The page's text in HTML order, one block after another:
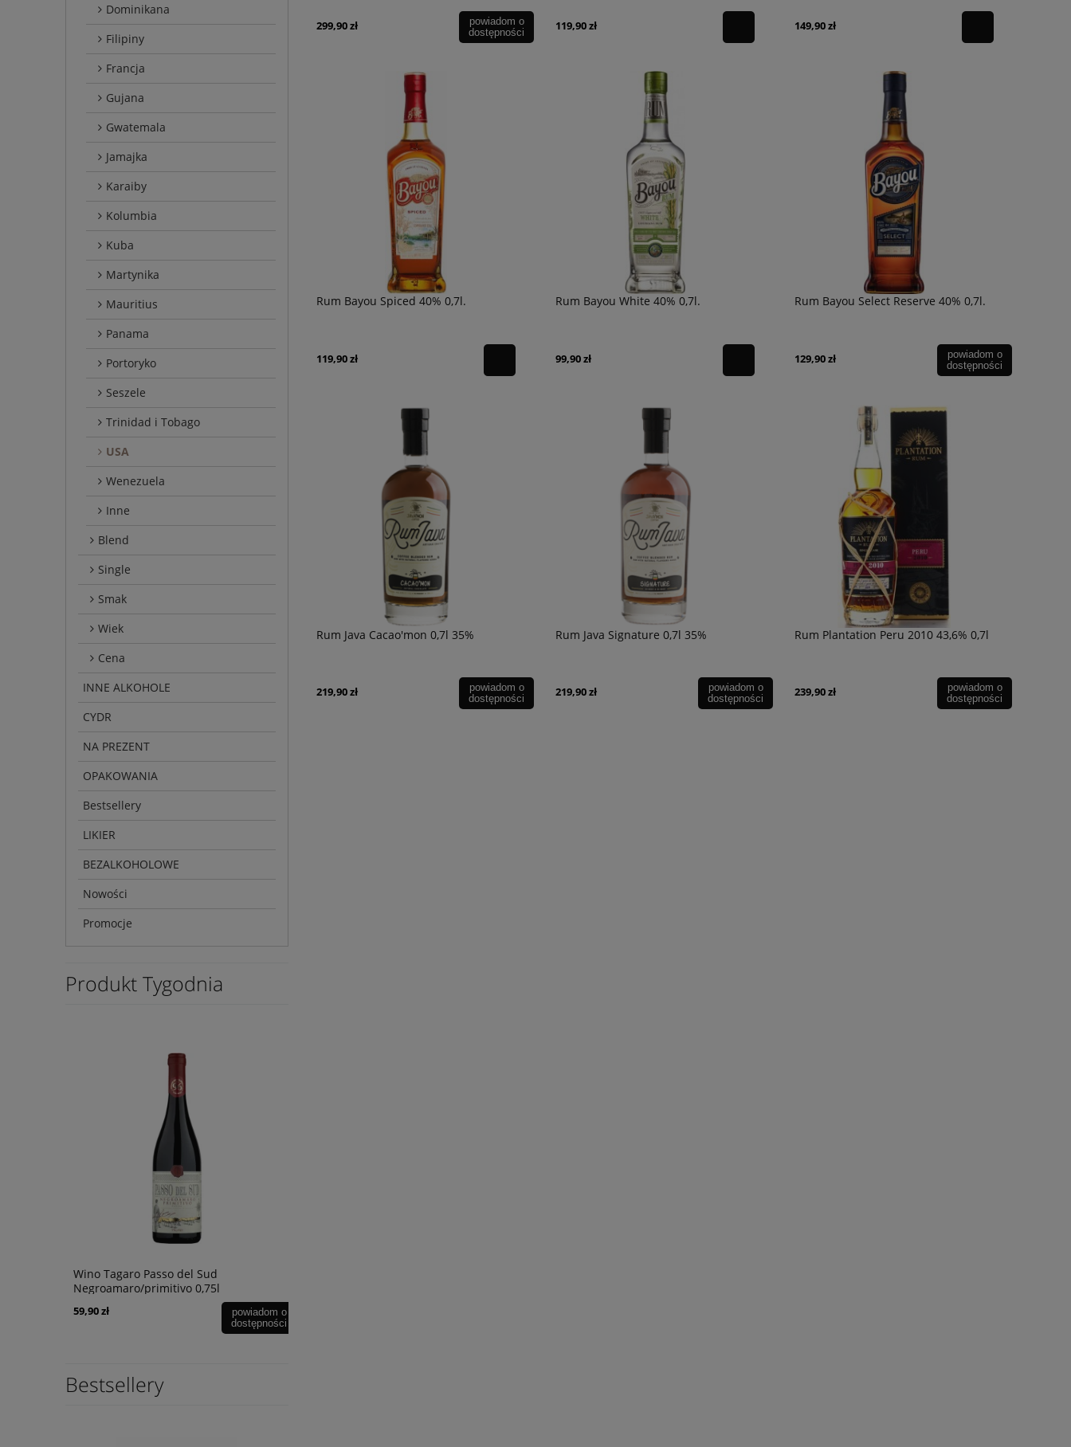
Dominikana
Filipiny
Francja
Gujana
Gwatemala
Jamajka
Karaiby
Kolumbia
Kuba
Martynika
Mauritius
Panama
Portoryko
Seszele
Trinidad i Tobago
USA
Wenezuela
Inne
Blend
Single
Smak
Wiek
Cena
INNE ALKOHOLE
CYDR
NA PREZENT
OPAKOWANIA
Bestsellery
LIKIER
BEZALKOHOLOWE
Nowości
Promocje
Produkt Tygodnia
Wino Tagaro Passo del Sud
Negroamaro/primitivo 0,75l
59,90 zł
powiadom o
dostępności
Bestsellery
299,90 zł
powiadom o
dostępności
119,90 zł 149,90 zł
Rum Bayou Spiced 40% 0,7l.
119,90 zł
Rum Bayou White 40% 0,7l.
99,90 zł
Rum Bayou Select Reserve 40% 0,7l.
129,90 zł
powiadom o
dostępności
Rum Java Cacao'mon 0,7l 35%
219,90 zł
powiadom o
dostępności
Rum Java Signature 0,7l 35%
219,90 zł
powiadom o
dostępności
Rum Plantation Peru 2010 43,6% 0,7l
239,90 zł
powiadom o
dostępności